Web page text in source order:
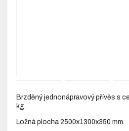
Brzděný jednonápravový přívěs s
kg.
Ložná plocha 2500x1300x350 mm.